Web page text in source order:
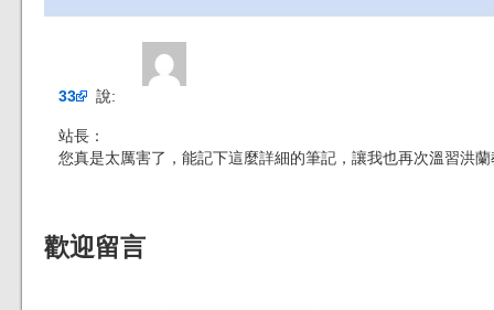
33 說:
站長：
您真是太厲害了，能記下這麼詳細的筆記，讓我也再次溫習洪
歡迎留言